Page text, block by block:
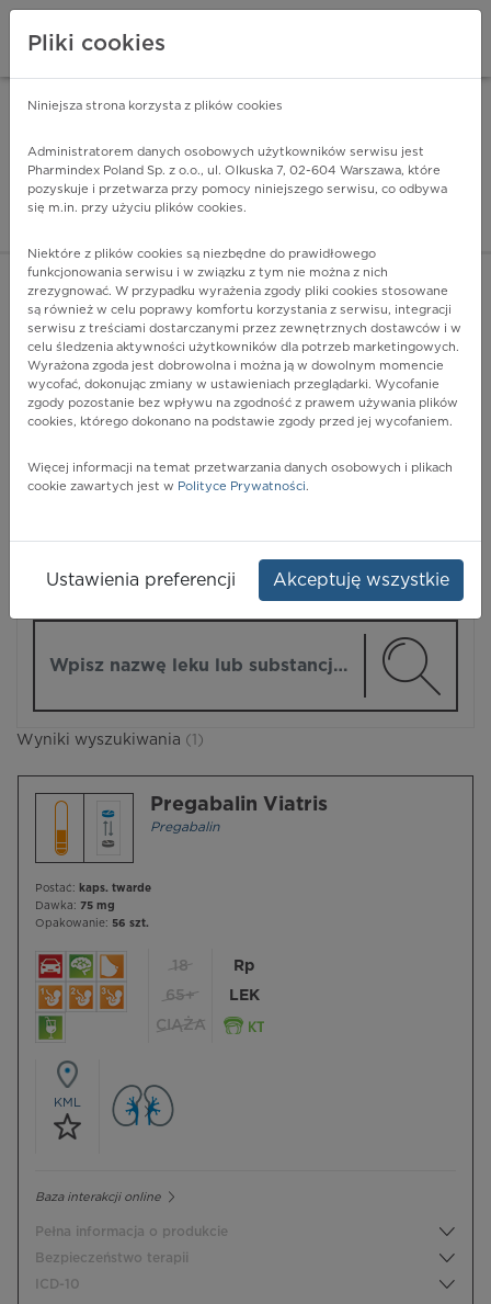
Pharmindex - lider
ZALOGUJ SIĘ
POKAŻ FILTRY
Pharmindex
Wyniki wyszukiwania (1)
Pregabalin Viatris
Pregabalin
Postać: kaps. twarde
Dawka: 75 mg
Opakowanie: 56 szt.
18
65+
CIĄŻA
Rp
LEK
KML
Baza interakcji online
Pełna informacja o produkcie
Bezpieczeństwo terapii
ICD-10
Pliki cookies
Niniejsza strona korzysta z plików cookies
Administratorem danych osobowych użytkowników serwisu jest
Pharmindex Poland Sp. z o.o., ul. Olkuska 7, 02-604 Warszawa, które
pozyskuje i przetwarza przy pomocy niniejszego serwisu, co odbywa
się m.in. przy użyciu plików cookies.
Niektóre z plików cookies są niezbędne do prawidłowego
funkcjonowania serwisu i w związku z tym nie można z nich
zrezygnować. W przypadku wyrażenia zgody pliki cookies stosowane
są również w celu poprawy komfortu korzystania z serwisu, integracji
serwisu z treściami dostarczanymi przez zewnętrznych dostawców i w
celu śledzenia aktywności użytkowników dla potrzeb marketingowych.
Wyrażona zgoda jest dobrowolna i można ją w dowolnym momencie
wycofać, dokonując zmiany w ustawieniach przeglądarki. Wycofanie
zgody pozostanie bez wpływu na zgodność z prawem używania plików
cookies, którego dokonano na podstawie zgody przed jej wycofaniem.
Więcej informacji na temat przetwarzania danych osobowych i plikach
cookie zawartych jest w Polityce Prywatności.
Ustawienia preferencji Akceptuję wszystkie
ZA DARMO - w Google Play INSTALUJ